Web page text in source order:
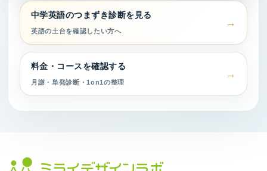
中学英語のつまずき診断を見る
英語の土台を確認したい方へ
料金・コースを確認する
月謝・単発診断・1on1の整理